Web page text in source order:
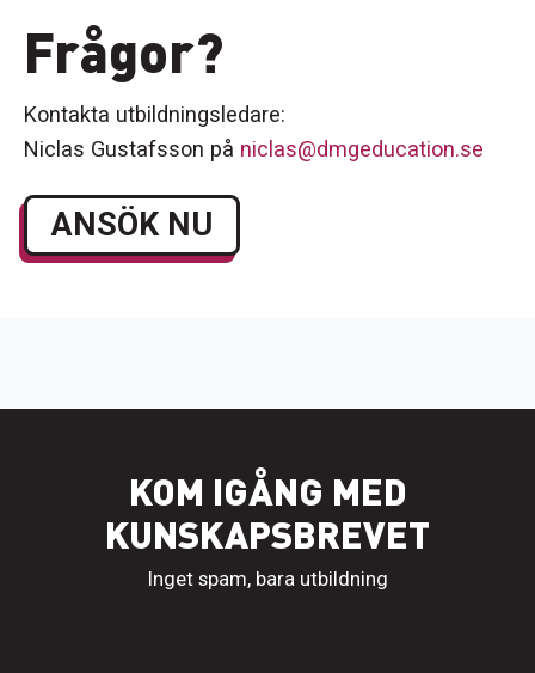
Frågor?
Kontakta utbildningsledare:
Niclas Gustafsson på niclas@dmgeducation.se
ANSÖK NU
KOM IGÅNG MED
KUNSKAPSBREVET
Inget spam, bara utbildning